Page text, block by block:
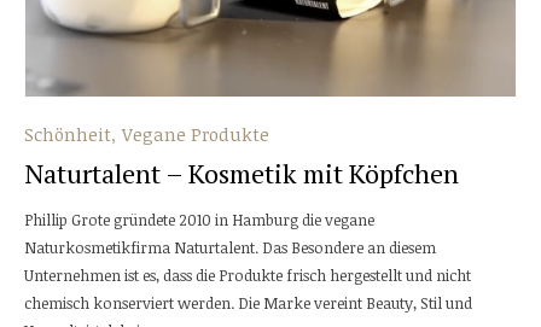
Schönheit Vegane Produkte
Naturtalent – Kosmetik mit Köpfchen
Phillip Grote gründete 2010 in Hamburg die vegane
Naturkosmetikfirma Naturtalent. Das Besondere an diesem
Unternehmen ist es, dass die Produkte frisch hergestellt und nicht
chemisch konserviert werden. Die Marke vereint Beauty, Stil und